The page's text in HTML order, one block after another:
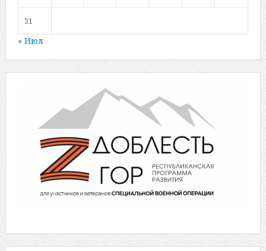
31
« Июл